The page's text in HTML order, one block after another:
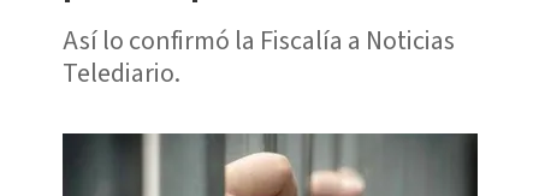
Así lo confirmó la Fiscalía a Noticias
Telediario.